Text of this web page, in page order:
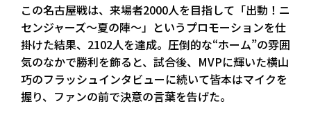
この名古屋戦は、来場者2000人を目指して「出動！ニ
センジャーズ〜夏の陣〜」というプロモーションを仕
掛けた結果、2102人を達成。圧倒的な“ホーム”の雰囲
気のなかで勝利を飾ると、試合後、MVPに輝いた横山
巧のフラッシュインタビューに続いて皆本はマイクを
握り、ファンの前で決意の言葉を告げた。